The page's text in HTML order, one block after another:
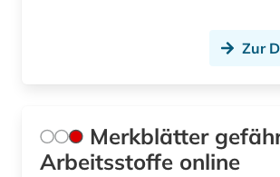
Zur
Merkblätter
Arbeitsstoffe online